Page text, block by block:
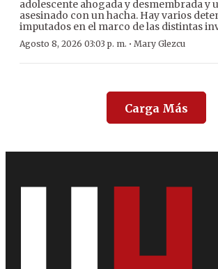
adolescente ahogada y desmembrada y
asesinado con un hacha. Hay varios
imputados en el marco de las distintas
Agosto 8, 2026 03:03 p. m. · Mary Glezcu
Carga Más